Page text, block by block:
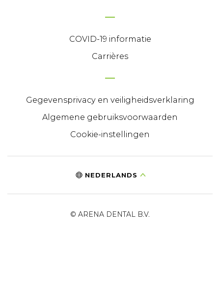
COVID-19 informatie
Carrières
Gegevensprivacy en veiligheidsverklaring
Algemene gebruiksvoorwaarden
Cookie-instellingen
NEDERLANDS
© ARENA DENTAL B.V.